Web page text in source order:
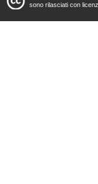
sono rilasciati con